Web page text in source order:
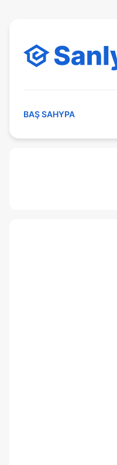
BAŞ SAHYPA